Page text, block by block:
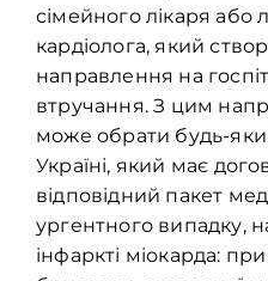
сімейного лікаря або
кардіолога, який
направлення на
втручання. З цим
може обрати будь-
Україні, який має
відповідний пакет
ургентного випадку,
інфаркті міокарда: